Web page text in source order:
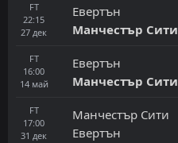
FT
22:15
27 дек
Евертън
Манчестър Сити
FT
16:00
14 май
Евертън
Манчестър Сити
FT
17:00
31 дек
Манчестър Сити
Евертън